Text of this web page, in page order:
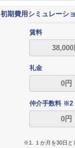
初期費用シミュレーシ
賃料
礼金
仲介手数料 ※2
※1. １か月を30日と